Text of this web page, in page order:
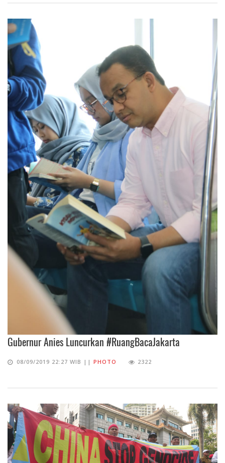
Gubernur Anies Luncurkan #RuangBacaJakarta
08/09/2019 22:27 WIB || PHOTO 2322